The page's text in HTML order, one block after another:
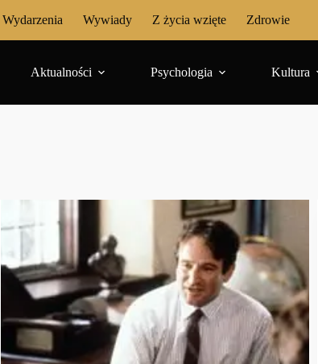
Wydarzenia Wywiady Z życia wzięte Zdrowie
Aktualności Psychologia Kultura